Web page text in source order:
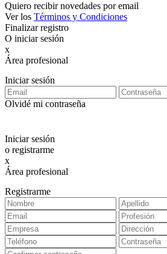
Quiero recibir novedades por email
Ver los Términos y Condiciones
Finalizar registro
O iniciar sesión
x
Área profesional
Iniciar sesión
Olvidé mi contraseña
Iniciar sesión
o registrarme
x
Área profesional
Registrarme